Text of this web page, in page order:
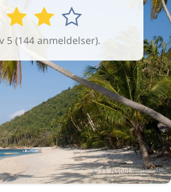
5 (144 anmeldelser).